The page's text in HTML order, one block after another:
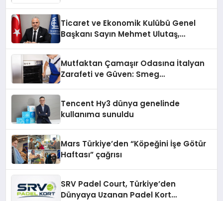
Ticaret ve Ekonomik Kulübü Genel
Başkanı Sayın Mehmet Ulutaş,
Mutfaktan Çamaşır Odasına İtalyan
Zarafeti ve Güven: Smeg
Tencent Hy3 dünya genelinde
kullanıma sunuldu
Mars Türkiye’den “Köpeğini İşe Götür
Haftası” çağrısı
SRV Padel Court, Türkiye’den
Dünyaya Uzanan Padel Kort